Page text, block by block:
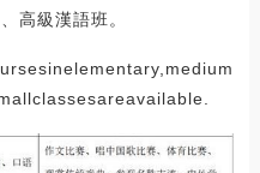
高級漢語班。